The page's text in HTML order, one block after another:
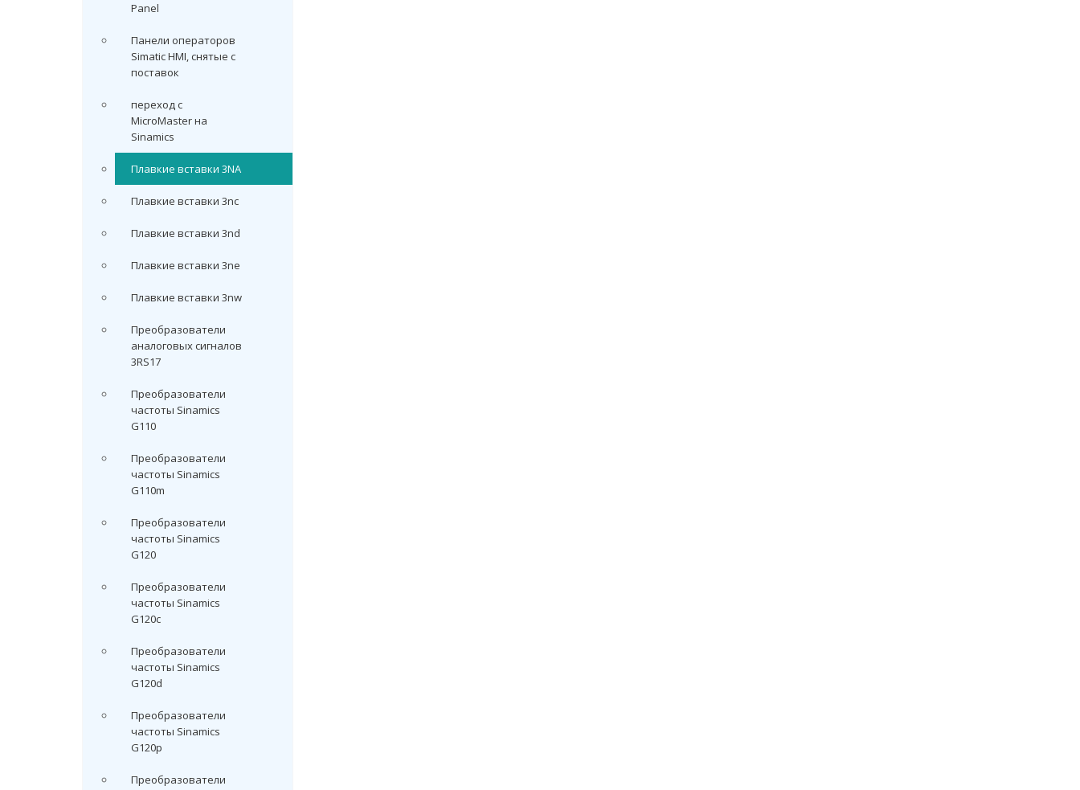
Panel
Панели операторов
Simatic HMI, снятые с
поставок
переход с
MicroMaster на
Sinamics
Плавкие вставки 3NA
Плавкие вставки 3nc
Плавкие вставки 3nd
Плавкие вставки 3ne
Плавкие вставки 3nw
Преобразователи
аналоговых сигналов
3RS17
Преобразователи
частоты Sinamics
G110
Преобразователи
частоты Sinamics
G110m
Преобразователи
частоты Sinamics
G120
Преобразователи
частоты Sinamics
G120c
Преобразователи
частоты Sinamics
G120d
Преобразователи
частоты Sinamics
G120p
Преобразователи